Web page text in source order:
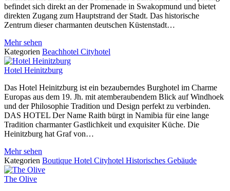
befindet sich direkt an der Promenade in Swakopmund und bietet
direkten Zugang zum Hauptstrand der Stadt. Das historische
Zentrum dieser charmanten deutschen Küstenstadt…
Mehr sehen
Kategorien Beachhotel Cityhotel
Hotel Heinitzburg
Das Hotel Heinitzburg ist ein bezauberndes Burghotel im Charme
Europas aus dem 19. Jh. mit atemberaubendem Blick auf Windhoek
und der Philosophie Tradition und Design perfekt zu verbinden.
DAS HOTEL Der Name Raith bürgt in Namibia für eine lange
Tradition charmanter Gastlichkeit und exquisiter Küche. Die
Heinitzburg hat Graf von…
Mehr sehen
Kategorien Boutique Hotel Cityhotel Historisches Gebäude
The Olive